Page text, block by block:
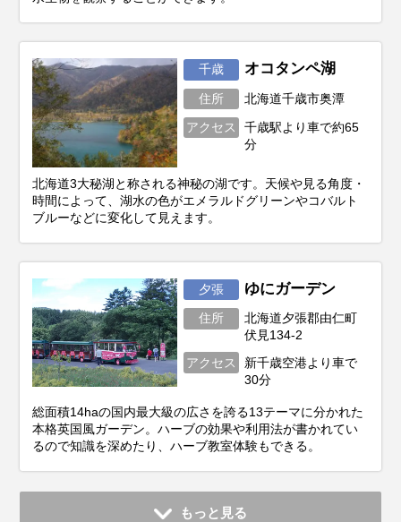
千歳 オコタンペ湖
住所 北海道千歳市奥潭
アクセス
千歳駅より車で約65
分
北海道3大秘湖と称される神秘の湖です。天候や見る角度・
時間によって、湖水の色がエメラルドグリーンやコバルト
ブルーなどに変化して見えます。
夕張 ゆにガーデン
住所
北海道夕張郡由仁町
伏見134-2
アクセス
新千歳空港より車で
30分
総面積14haの国内最大級の広さを誇る13テーマに分かれた
本格英国風ガーデン。ハーブの効果や利用法が書かれてい
るので知識を深めたり、ハーブ教室体験もできる。
もっと見る